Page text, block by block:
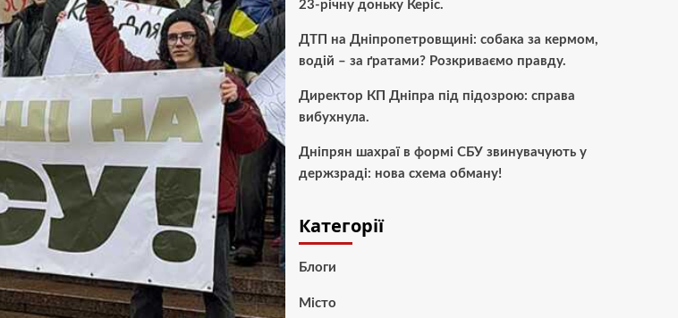
23-річну доньку Керіс.
ДТП на Дніпропетровщині: собака за кермом,
водій – за ґратами? Розкриваємо правду.
Директор КП Дніпра під підозрою: справа
вибухнула.
Дніпрян шахраї в формі СБУ звинувачують у
держзраді: нова схема обману!
Категорії
Блоги
Місто